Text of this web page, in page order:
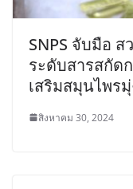
SNPS จับมือ
ระดับสารสกัด
เสริมสมุนไพร
สิงหาคม 30, 2024